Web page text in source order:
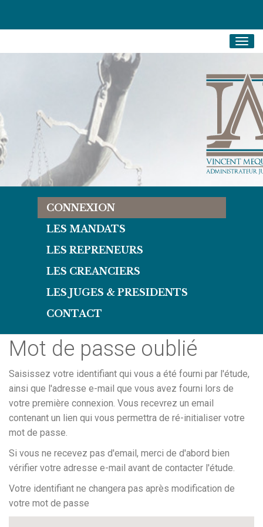
CONNEXION
LES MANDATS
LES REPRENEURS
LES CREANCIERS
LES JUGES & PRESIDENTS
CONTACT
Mot de passe oublié
Saisissez votre identifiant qui vous a été fourni par l'étude,
ainsi que l'adresse e-mail que vous avez fourni lors de
votre première connexion. Vous recevrez un email
contenant un lien qui vous permettra de ré-initialiser votre
mot de passe.
Si vous ne recevez pas d'email, merci de d'abord bien
vérifier votre adresse e-mail avant de contacter l'étude.
Votre identifiant ne changera pas après modification de
votre mot de passe